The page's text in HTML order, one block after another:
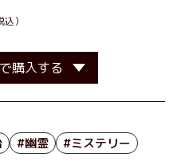
）
購入する
#幽霊 #ミステリー